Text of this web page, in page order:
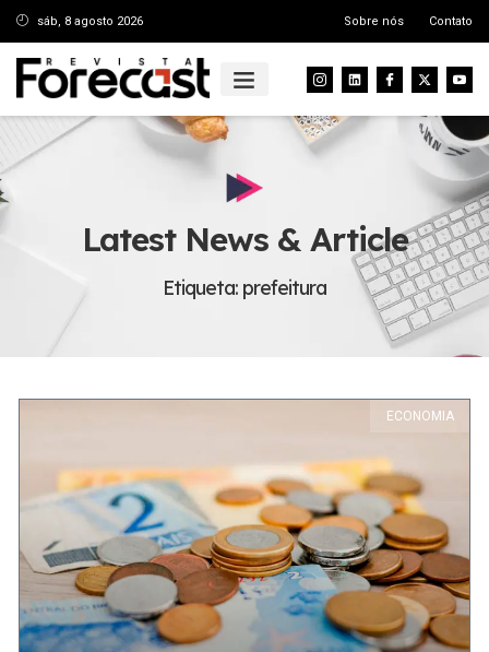
sáb, 8 agosto 2026 Sobre nós Contato
Latest News & Article
Etiqueta: prefeitura
ECONOMIA